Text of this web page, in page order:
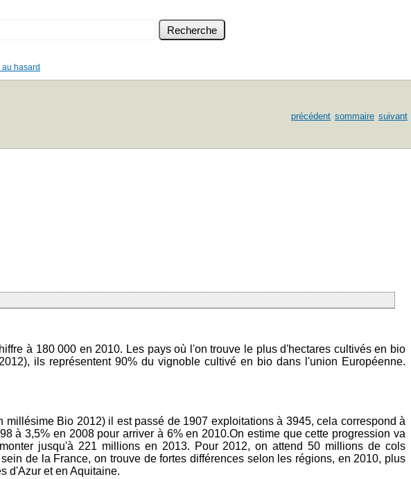
hasard
précédent sommaire suivant
à 180 000 en 2010. Les pays où l'on trouve le plus d'hectares cultivés en bio
ils représentent 90% du vignoble cultivé en bio dans l'union Européenne.
Bio 2012) il est passé de 1907 exploitations à 3945, cela correspond à
à 3,5% en 2008 pour arriver à 6% en 2010.On estime que cette progression va
jusqu'à 221 millions en 2013. Pour 2012, on attend 50 millions de cols
de la France, on trouve de fortes différences selon les régions, en 2010, plus
d'Azur et en Aquitaine.